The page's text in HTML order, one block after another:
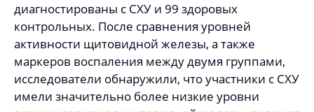
диагностированы с СХУ и 99 здоровых
контрольных. После сравнения уровней
активности щитовидной железы, а также
маркеров воспаления между двумя группами,
исследователи обнаружили, что участники с СХУ
имели значительно более низкие уровни